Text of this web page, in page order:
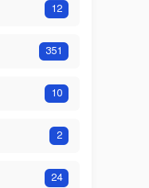
12
351
10
2
24